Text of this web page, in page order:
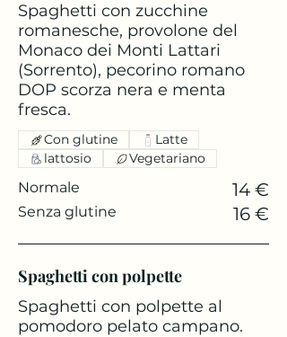
Spaghetti con zucchine
romanesche, provolone del
Monaco dei Monti Lattari
(Sorrento), pecorino romano
DOP scorza nera e menta
fresca.
Normale 14 €
Senza glutine 16 €
Con glutine
Latte
lattosio
Vegetariano
Spaghetti con polpette
Spaghetti con polpette al
pomodoro pelato campano.